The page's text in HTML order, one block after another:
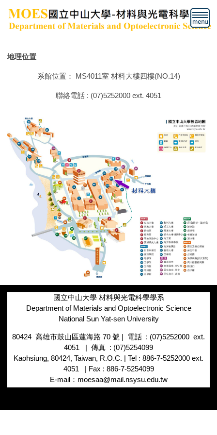
跳
到
主
容
地理位置
系館位置： MS4011室 材料大樓四樓(NO.14)
聯絡電話 : (07)5252000 ext. 4051
國立中山大學 材料與光電科學學系
Department of Materials and Optoelectronic Science
National Sun Yat-sen University
80424 高雄市鼓山區蓮海路 70 號 | 電話 : (07)5252000 ext.
4051 | 傳真 : (07)5254099
Kaohsiung, 80424, Taiwan, R.O.C. | Tel : 886-7-5252000 ext.
4051 | Fax : 886-7-5254099
E-mail：moesaa@mail.nsysu.edu.tw